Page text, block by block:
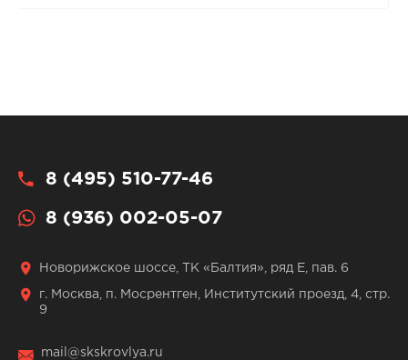
8 (495) 510-77-46
8 (936) 002-05-07
Новорижское шоссе, ТК «Балтия», ряд Е, пав. 6
г. Москва, п. Мосрентген, Институтский проезд, 4, стр.
9
mail@skskrovlya.ru